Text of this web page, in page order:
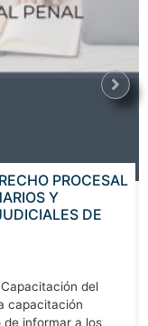
PROCESAL
Y
DE
del
capacitación
de informar a los